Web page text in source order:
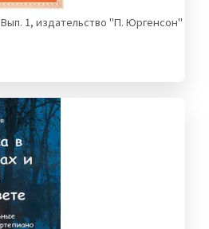
1, издательство "П. Юргенсон"